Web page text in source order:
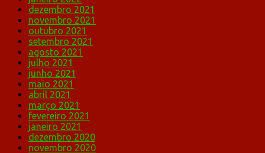
dezembro 2021
novembro 2021
outubro 2021
setembro 2021
agosto 2021
julho 2021
junho 2021
maio 2021
abril 2021
março 2021
fevereiro 2021
janeiro 2021
dezembro 2020
novembro 2020